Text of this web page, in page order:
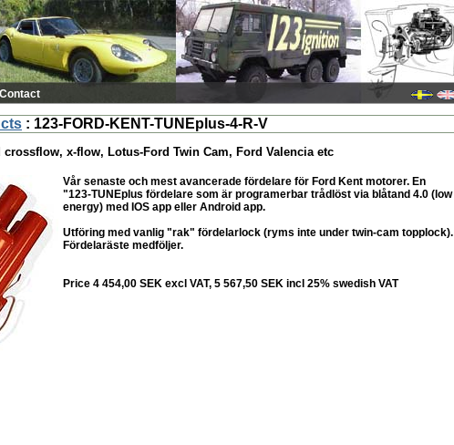
Contact
: 123-FORD-KENT-TUNEplus-4-R-V
x-flow, Lotus-Ford Twin Cam, Ford Valencia etc
Vår senaste och mest avancerade fördelare för Ford Kent motorer. En
"123-TUNEplus fördelare som är programerbar trådlöst via blåtand 4.0 (low
energy) med IOS app eller Android app.
Utföring med vanlig "rak" fördelarlock (ryms inte under twin-cam topplock).
Fördelaräste medföljer.
Price 4 454,00 SEK excl VAT, 5 567,50 SEK incl 25% swedish VAT